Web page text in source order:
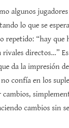
algunos
lo que se
repetido: “hay que
rivales directos…”
da la impresión
confía en los
cambios,
cambios sin